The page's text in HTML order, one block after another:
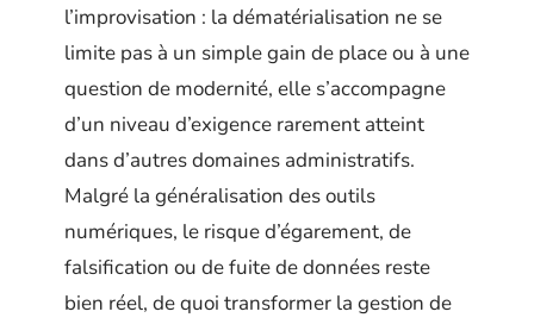
l’improvisation : la dématérialisation ne se
limite pas à un simple gain de place ou à une
question de modernité, elle s’accompagne
d’un niveau d’exigence rarement atteint
dans d’autres domaines administratifs.
Malgré la généralisation des outils
numériques, le risque d’égarement, de
falsification ou de fuite de données reste
bien réel, de quoi transformer la gestion de